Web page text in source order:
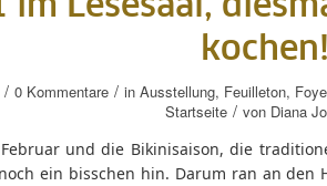
im Lesesaal,
kochen!
/ 0 Kommentare / in Ausstellung, Feuilleton,
Startseite / von Diana
und die Bikinisaison, die
ein bisschen hin. Darum ran an den